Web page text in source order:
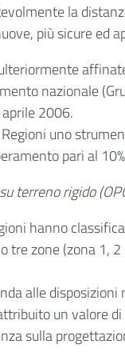
la
più sicure ed
nazionale
2006.
uno
pari al
terreno rigido
hanno
zone (zona 1,
alle
un valore
sulla